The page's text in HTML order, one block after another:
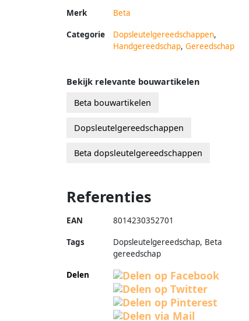
Merk Beta
Categorie Dopsleutelgereedschappen,
Handgereedschap, Gereedschap
Bekijk relevante bouwartikelen
Beta bouwartikelen
Dopsleutelgereedschappen
Beta dopsleutelgereedschappen
Referenties
EAN 8014230352701
Tags
Dopsleutelgereedschap, Beta
gereedschap
Delen